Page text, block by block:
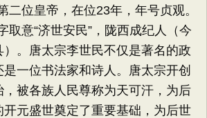
二位皇帝，在位23年，年号贞观。
取意“济世安民”，陇西成纪人（今
。唐太宗李世民不仅是著名的政
一位书法家和诗人。唐太宗开创
，被各族人民尊称为天可汗，为后
元盛世奠定了重要基础，为后世